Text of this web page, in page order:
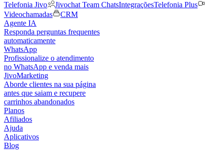
Telefonia Jivo
Jivochat Team ChatsIntegraçõesTelefonia Plus
Videochamadas
CRM
Agente IA
Responda perguntas frequentes
automaticamente
WhatsApp
Profissionalize o atendimento
no WhatsApp e venda mais
JivoMarketing
Aborde clientes na sua página
antes que saiam e recupere
carrinhos abandonados
Planos
Afiliados
Ajuda
Aplicativos
Blog